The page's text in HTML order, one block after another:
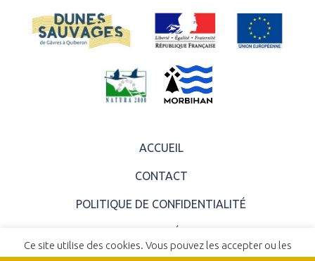
ACCUEIL
CONTACT
POLITIQUE DE CONFIDENTIALITÉ
MENTIONS LÉGALES
Ce site utilise des cookies. Vous pouvez les accepter ou les